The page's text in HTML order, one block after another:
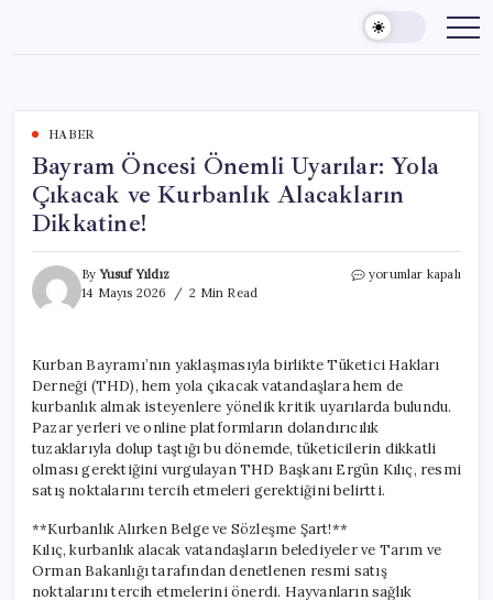
content
HABER
Bayram Öncesi Önemli Uyarılar: Yola
Çıkacak ve Kurbanlık Alacakların
Dikkatine!
ByYusuf Yıldız
14 Mayıs 2026
2 Min Read
Bayram
Çıkacak
ve
Kurbanlık
Alacakların
Dikkatine!
yorumlar kapalı
Kurban Bayramı’nın yaklaşmasıyla birlikte Tüketici Hakları
Derneği (THD), hem yola çıkacak vatandaşlara hem de
kurbanlık almak isteyenlere yönelik kritik uyarılarda bulundu.
Pazar yerleri ve online platformların dolandırıcılık
tuzaklarıyla dolup taştığı bu dönemde, tüketicilerin dikkatli
olması gerektiğini vurgulayan THD Başkanı Ergün Kılıç, resmi
satış noktalarını tercih etmeleri gerektiğini belirtti.
**Kurbanlık Alırken Belge ve Sözleşme Şart!**
Kılıç, kurbanlık alacak vatandaşların belediyeler ve Tarım ve
Orman Bakanlığı tarafından denetlenen resmi satış
noktalarını tercih etmelerini önerdi. Hayvanların sağlık